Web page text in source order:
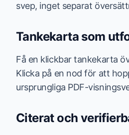
svep, inget separat
Tankekarta som
Få en klickbar tankekarta
Klicka på en nod för att
ursprungliga PDF-
Citerat och